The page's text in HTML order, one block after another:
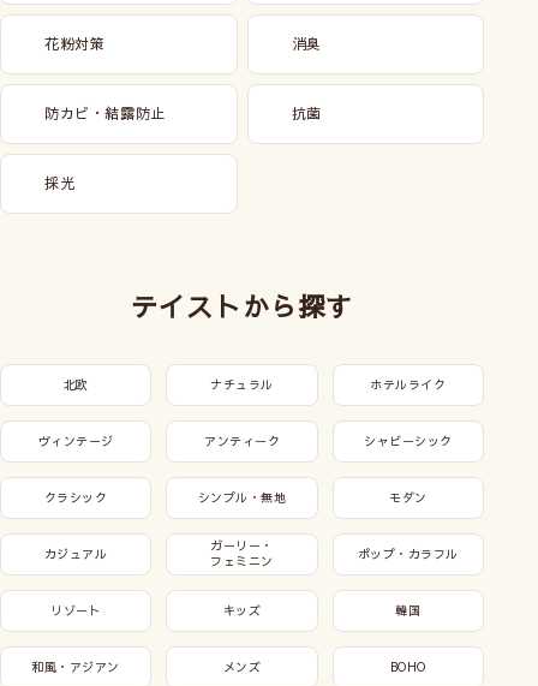
花粉対策 消臭
防カビ・結露防止 抗菌
採光
テイストから探す
北欧 ナチュラル ホテルライク
ヴィンテージ アンティーク シャビーシック
クラシック シンプル・無地 モダン
カジュアル
ガーリー・
フェミニン
ポップ・カラフル
リゾート キッズ 韓国
和風・アジアン メンズ BOHO